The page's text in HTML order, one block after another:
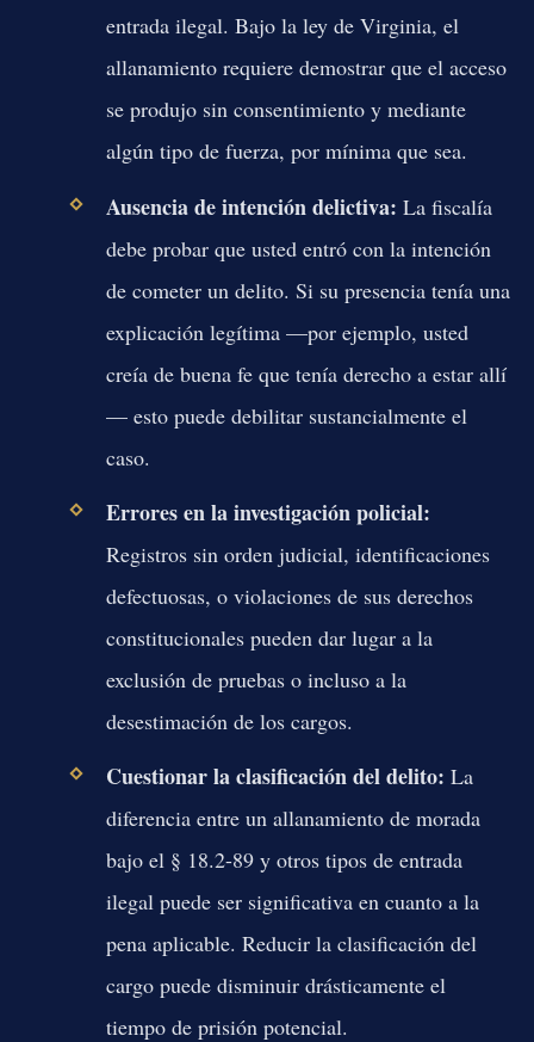
entrada ilegal. Bajo la ley de Virginia, el
allanamiento requiere demostrar que el acceso
se produjo sin consentimiento y mediante
algún tipo de fuerza, por mínima que sea.
Ausencia de intención delictiva: La fiscalía
debe probar que usted entró con la intención
de cometer un delito. Si su presencia tenía una
explicación legítima —por ejemplo, usted
creía de buena fe que tenía derecho a estar allí
— esto puede debilitar sustancialmente el
caso.
Errores en la investigación policial:
Registros sin orden judicial, identificaciones
defectuosas, o violaciones de sus derechos
constitucionales pueden dar lugar a la
exclusión de pruebas o incluso a la
desestimación de los cargos.
Cuestionar la clasificación del delito: La
diferencia entre un allanamiento de morada
bajo el § 18.2-89 y otros tipos de entrada
ilegal puede ser significativa en cuanto a la
pena aplicable. Reducir la clasificación del
cargo puede disminuir drásticamente el
tiempo de prisión potencial.